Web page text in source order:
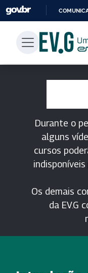
Durante o
alguns
cursos
Os demais
da EV.G